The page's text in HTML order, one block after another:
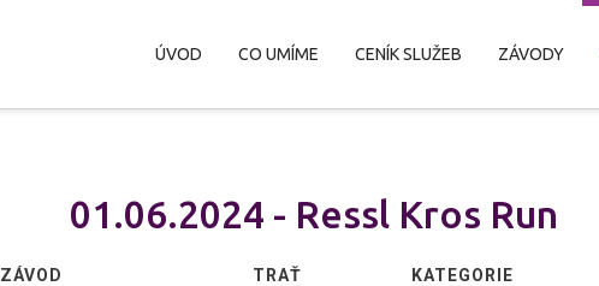
ÚVOD CO UMÍME CENÍK SLUŽEB ZÁVODY
01.06.2024 - Ressl Kros Run
ZÁVOD TRAŤ KATEGORIE